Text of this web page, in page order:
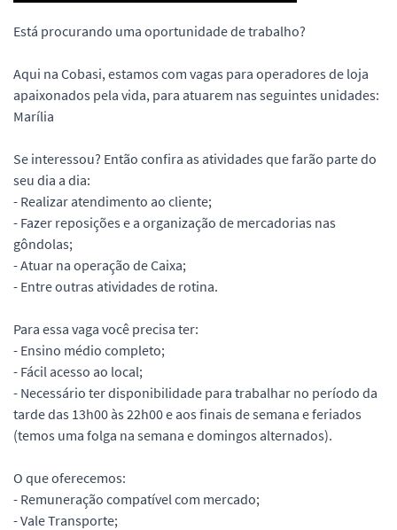
Está procurando uma oportunidade de trabalho?
Aqui na Cobasi, estamos com vagas para operadores de loja
apaixonados pela vida, para atuarem nas seguintes unidades:
Marília
Se interessou? Então confira as atividades que farão parte do
seu dia a dia:
- Realizar atendimento ao cliente;
- Fazer reposições e a organização de mercadorias nas
gôndolas;
- Atuar na operação de Caixa;
- Entre outras atividades de rotina.
Para essa vaga você precisa ter:
- Ensino médio completo;
- Fácil acesso ao local;
- Necessário ter disponibilidade para trabalhar no período da
tarde das 13h00 às 22h00 e aos finais de semana e feriados
(temos uma folga na semana e domingos alternados).
O que oferecemos:
- Remuneração compatível com mercado;
- Vale Transporte;